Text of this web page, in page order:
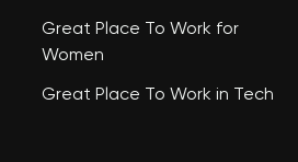
Great Place To Work for
Women
Great Place To Work in Tech